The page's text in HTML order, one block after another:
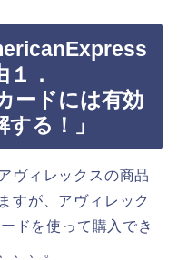
．
ードには有効
る！」
ヴィレックスの商品
すが、アヴィレック
ドを使って購入でき
、、。